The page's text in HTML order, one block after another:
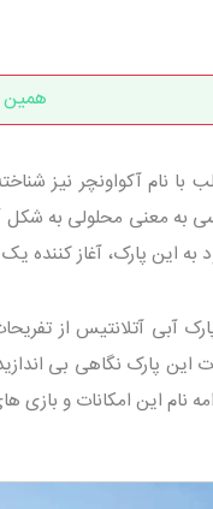
همین
با نام آکواونچر نیز
به معنی محلولی به
این پارک، آغاز کننده
آبی آتلانتیس از
این پارک نگاهی بی
نام این امکانات و بازی